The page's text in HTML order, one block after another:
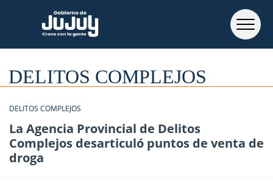
DELITOS COMPLEJOS
DELITOS COMPLEJOS
La Agencia Provincial de Delitos
Complejos desarticuló puntos de venta de
droga